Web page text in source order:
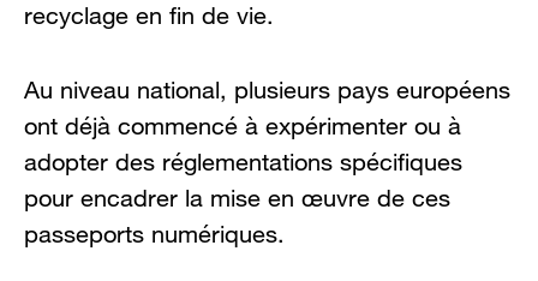
recyclage en fin de vie.
Au niveau national, plusieurs pays européens
ont déjà commencé à expérimenter ou à
adopter des réglementations spécifiques
pour encadrer la mise en œuvre de ces
passeports numériques.